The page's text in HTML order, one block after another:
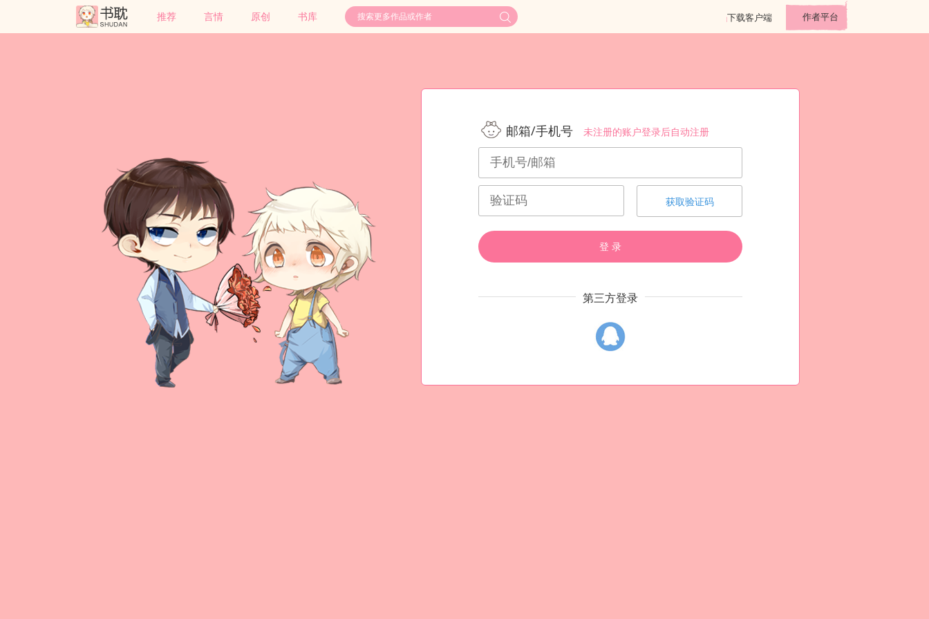
推荐 言情 原创 书库 下载客户端 作者平台
邮箱/手机号 未注册的账户登录后自动注册
获取验证码
登 录
第三方登录